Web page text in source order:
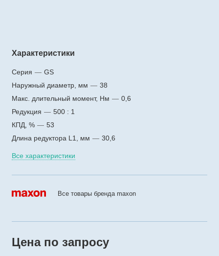
Характеристики
Серия — GS
Наружный диаметр, мм — 38
Макс. длительный момент, Нм — 0,6
Редукция — 500 : 1
КПД, % — 53
Длина редуктора L1, мм — 30,6
Все характеристики
Все товары бренда maxon
Цена по запросу